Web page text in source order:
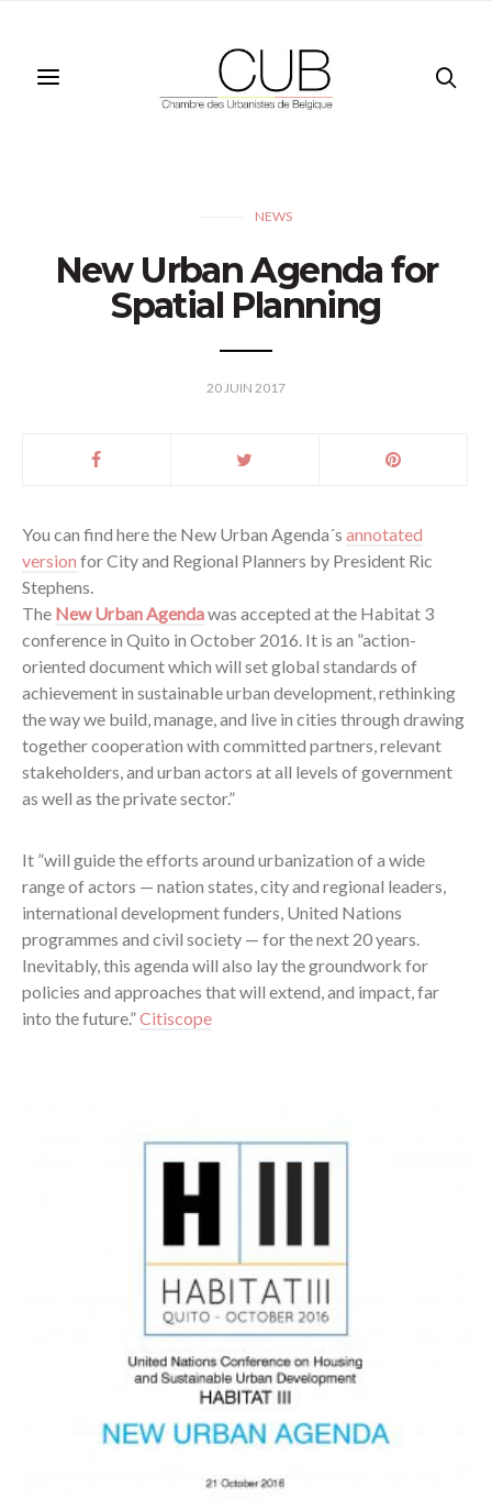
NEWS
New Urban Agenda for
Spatial Planning
20 JUIN 2017
You can find here the New Urban Agenda´s annotated
version for City and Regional Planners by President Ric
Stephens.
The New Urban Agendawas accepted at the Habitat 3
conference in Quito in October 2016. It is an ”action-
oriented document which will set global standards of
achievement in sustainable urban development, rethinking
the way we build, manage, and live in cities through drawing
together cooperation with committed partners, relevant
stakeholders, and urban actors at all levels of government
as well as the private sector.”
It ”will guide the efforts around urbanization of a wide
range of actors — nation states, city and regional leaders,
international development funders, United Nations
programmes and civil society — for the next 20 years.
Inevitably, this agenda will also lay the groundwork for
policies and approaches that will extend, and impact, far
into the future.”Citiscope